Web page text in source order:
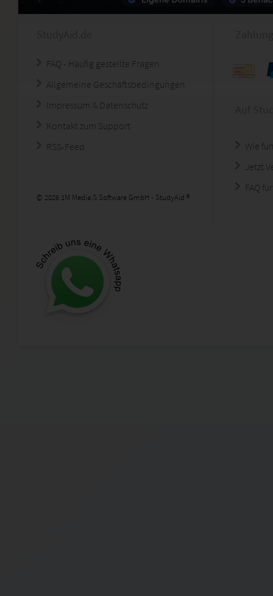
FAQ - Häufig gestellte Fragen
Allgemeine Geschäftsbedingungen
Impressum & Datenschutz
Kontakt zum Support
RSS-Feed
© 2026 1M Media & Software GmbH - StudyAid ®
Wie
Jetzt
FAQ